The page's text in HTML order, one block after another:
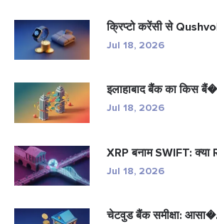
क्रिप्टो करेंसी से
Jul 18, 2026
इलाहाबाद बैंक का किस
Jul 18, 2026
XRP बनाम SWIFT: क्या
Jul 18, 2026
चेटवुड बैंक समीक्षा: